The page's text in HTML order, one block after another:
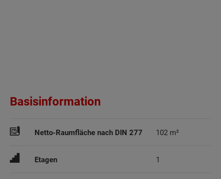
Basisinformation
Netto-Raumfläche nach DIN 277 102 m²
Etagen 1